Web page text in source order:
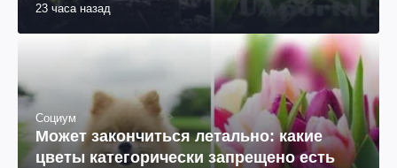
23 часа назад
Социум
Может закончиться летально: какие
цветы категорически запрещено есть